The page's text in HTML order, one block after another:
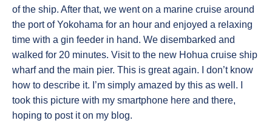
of the ship. After that, we went on a marine cruise around
the port of Yokohama for an hour and enjoyed a relaxing
time with a gin feeder in hand. We disembarked and
walked for 20 minutes. Visit to the new Hohua cruise ship
wharf and the main pier. This is great again. I don’t know
how to describe it. I’m simply amazed by this as well. I
took this picture with my smartphone here and there,
hoping to post it on my blog.